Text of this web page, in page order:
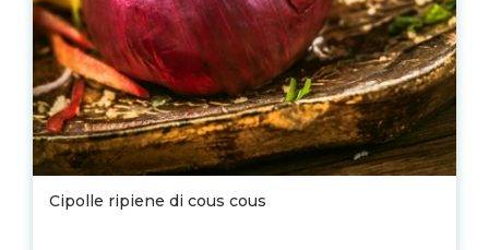
Cipolle ripiene di cous cous